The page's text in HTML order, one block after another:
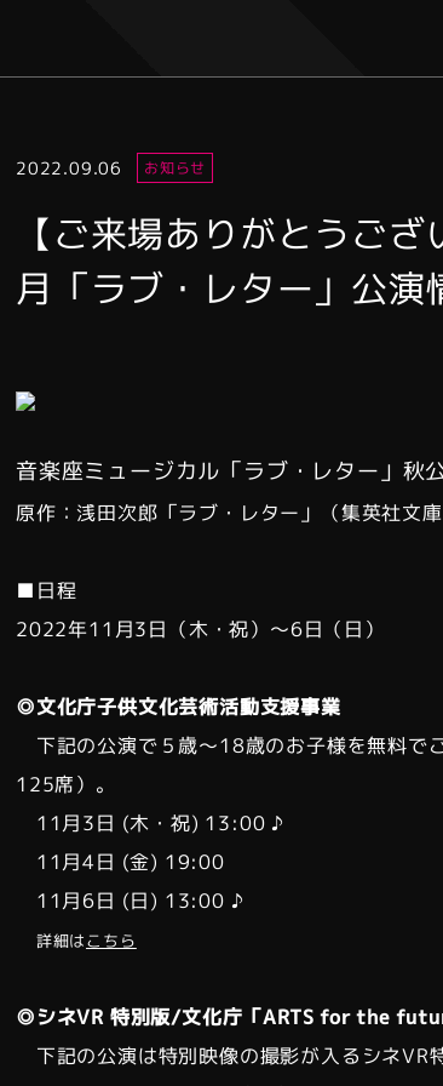
2022.09.06 お知らせ
【ご来場ありがとうご
月「ラブ・レター」公演
音楽座ミュージカル「ラブ・レター」秋
原作：浅田次郎「ラブ・レター」（集英社文庫
■日程
2022年11月3日（木・祝）〜6日（日）
◎文化庁子供文化芸術活動支援事業
下記の公演で５歳〜18歳のお子様を無料で
125席）。
11月3日 (木・祝) 13:00 ♪
11月4日 (金) 19:00
11月6日 (日) 13:00 ♪
詳細はこちら
◎シネVR 特別版/文化庁「ARTS for the
下記の公演は特別映像の撮影が入るシネVR